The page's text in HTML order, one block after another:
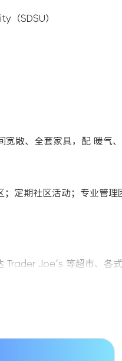
（SDSU）
敞、全套家具，配 暖气
；定期社区活动；专业管
Trader Joe’s 等超市、各